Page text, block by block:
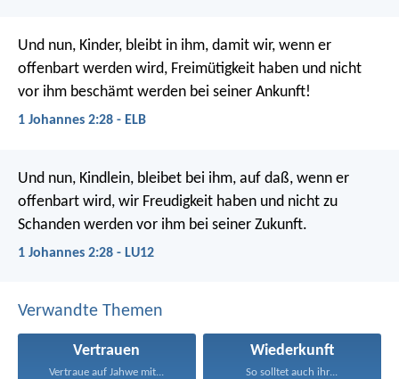
Und nun, Kinder, bleibt in ihm, damit wir, wenn er
offenbart werden wird, Freimütigkeit haben und nicht
vor ihm beschämt werden bei seiner Ankunft!
1 Johannes 2:28 - ELB
Und nun, Kindlein, bleibet bei ihm, auf daß, wenn er
offenbart wird, wir Freudigkeit haben und nicht zu
Schanden werden vor ihm bei seiner Zukunft.
1 Johannes 2:28 - LU12
Verwandte Themen
Vertrauen
Vertraue auf Jahwe mit...
Wiederkunft
So solltet auch ihr...